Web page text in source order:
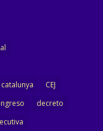
catalunya
CEJ
decreto